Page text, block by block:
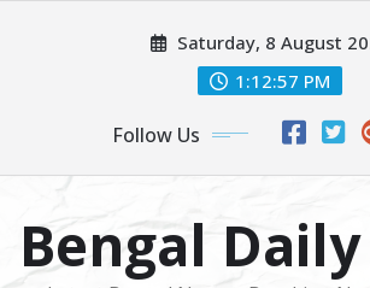
Saturday, 8 August
1:12:59 PM
Follow Us
Bengal